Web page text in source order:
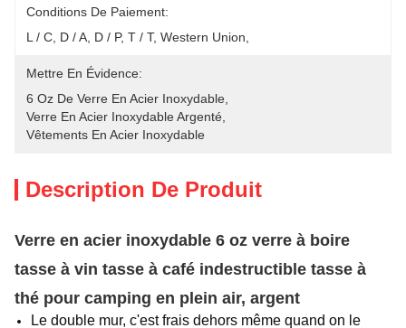
Conditions De Paiement:
L / C, D / A, D / P, T / T, Western Union,
Mettre En Évidence:
6 Oz De Verre En Acier Inoxydable
Verre En Acier Inoxydable Argenté
Vêtements En Acier Inoxydable
Description De Produit
Verre en acier inoxydable 6 oz verre à boire
tasse à vin tasse à café indestructible tasse à
thé pour camping en plein air, argent
Le double mur, c'est frais dehors même quand on le